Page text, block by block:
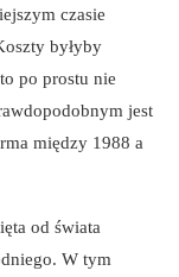
czasie
byłyby
po prostu nie
jest
między 1988 a
od świata
W tym